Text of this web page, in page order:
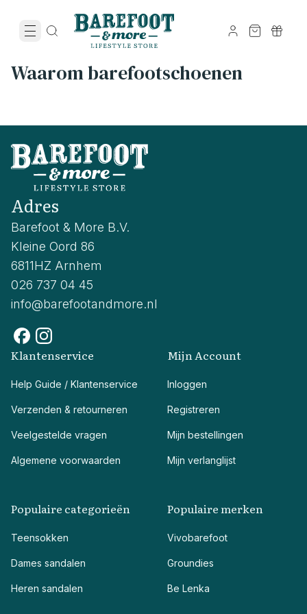
Waarom barefootschoenen
Adres
Barefoot & More B.V.
Kleine Oord 86
6811HZ Arnhem
026 737 04 45
info@barefootandmore.nl
Klantenservice
Help Guide / Klantenservice
Verzenden & retourneren
Veelgestelde vragen
Algemene voorwaarden
Mijn Account
Inloggen
Registreren
Mijn bestellingen
Mijn verlanglijst
Populaire categorieën
Teensokken
Dames sandalen
Heren sandalen
Populaire merken
Vivobarefoot
Groundies
Be Lenka